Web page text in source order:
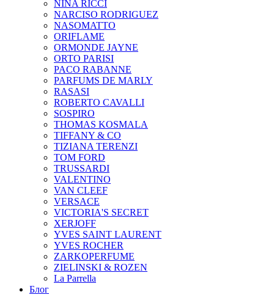
NINA RICCI
NARCISO RODRIGUEZ
NASOMATTO
ORIFLAME
ORMONDE JAYNE
ORTO PARISI
PACO RABANNE
PARFUMS DE MARLY
RASASI
ROBERTO CAVALLI
SOSPIRO
THOMAS KOSMALA
TIFFANY & CO
TIZIANA TERENZI
TOM FORD
TRUSSARDI
VALENTINO
VAN CLEEF
VERSACE
VICTORIA'S SECRET
XERJOFF
YVES SAINT LAURENT
YVES ROCHER
ZARKOPERFUME
ZIELINSKI & ROZEN
La Parrella
Блог